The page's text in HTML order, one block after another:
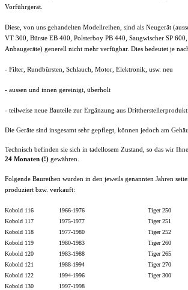
Vorführgerät.
Diese, von uns gehandelten Modellreihen, sind als Neugerät
VT 300, Bürste EB 400, Polsterboy PB 440, Saugwischer SP
Anbaugeräte) generell nicht mehr verfügbar. Dies bedeutet je
- Filter, Rundbürsten , Schlauch, Motor, Elektronik, usw. neu
- aussen und innen gereinigt, überholt
- teilweise neue Bauteile zur Ergänzung aus
Die Geräte sind insgesamt sehr gepflegt, können jedoch am
Technisch befinden sie sich in tadellosem Zustand, so das wir
24 Monaten (!) gewähren.
Folgende Baureihen wurden in den jeweils genannten Jahren
produziert bzw. verkauft:
Kobold 116 1966-1976 Tiger 250
Kobold 117 1975-1977 Tiger 251
Kobold 118 1977-1980 Tiger 252
Kobold 119 1980-1983 Tiger 260
Kobold 120 1983-1988 Tiger 265
Kobold 121 1988-1994 Tiger 270
Kobold 122 1994-1996 Tiger
Kobold 130 1997-1998